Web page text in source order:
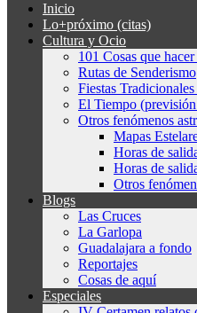
Inicio
Lo+próximo (citas)
Cultura y Ocio
101 Cosas que
Rutas de Senderismo
Fiestas
El Tiempo
Otros fenómenos
Mapas
Horas de
Horas de
Otros
Blogs
Las Cruces
La Garlopa
Guadalajara a fondo
Reportajes
Cosas de aquí
Especiales